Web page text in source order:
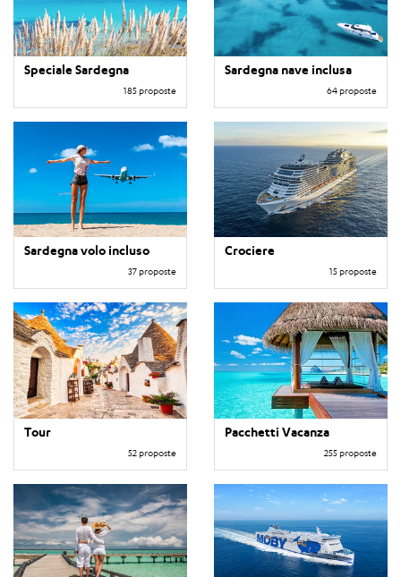
Speciale Sardegna
185 proposte
Sardegna nave inclusa
64 proposte
Sardegna volo incluso
37 proposte
Crociere
15 proposte
Tour
52 proposte
Pacchetti Vacanza
255 proposte